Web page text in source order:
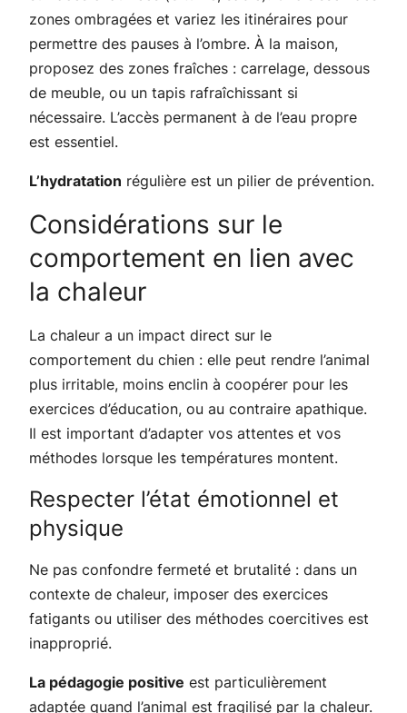
zones ombragées et variez les itinéraires pour
permettre des pauses à l’ombre. À la maison,
proposez des zones fraîches : carrelage, dessous
de meuble, ou un tapis rafraîchissant si
nécessaire. L’accès permanent à de l’eau propre
est essentiel.
L’hydratation régulière est un pilier de prévention.
Considérations sur le
comportement en lien avec
la chaleur
La chaleur a un impact direct sur le
comportement du chien : elle peut rendre l’animal
plus irritable, moins enclin à coopérer pour les
exercices d’éducation, ou au contraire apathique.
Il est important d’adapter vos attentes et vos
méthodes lorsque les températures montent.
Respecter l’état émotionnel et
physique
Ne pas confondre fermeté et brutalité : dans un
contexte de chaleur, imposer des exercices
fatigants ou utiliser des méthodes coercitives est
inapproprié.
La pédagogie positive est particulièrement
adaptée quand l’animal est fragilisé par la chaleur.